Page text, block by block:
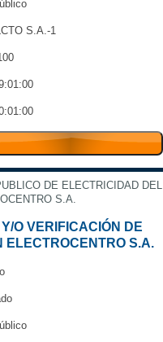
S.A.-1
DE ELECTRICIDAD DEL
S.A.
O VERIFICACIÓN DE
ELECTROCENTRO S.A.